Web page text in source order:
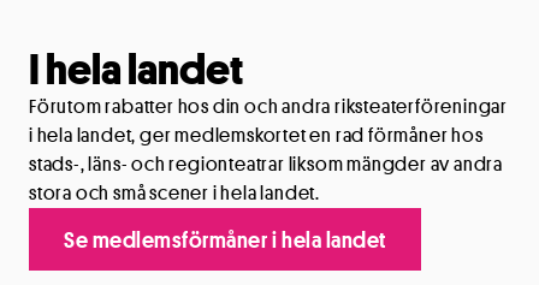
I hela landet
Förutom rabatter hos din och andra riksteaterföreningar
i hela landet, ger medlemskortet en rad förmåner hos
stads-, läns- och regionteatrar liksom mängder av andra
stora och små scener i hela landet.
Se medlemsförmåner i hela landet